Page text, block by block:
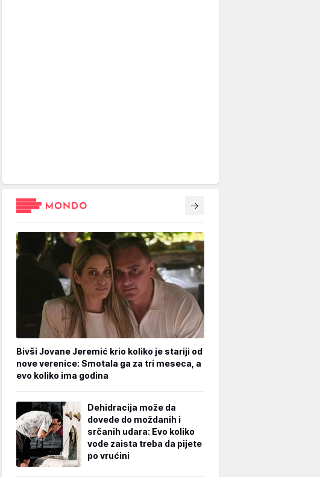
Bivši Jovane Jeremić krio koliko je stariji od
nove verenice: Smotala ga za tri meseca, a
evo koliko ima godina
Dehidracija može da
dovede do moždanih i
srčanih udara: Evo koliko
vode zaista treba da pijete
po vrućini